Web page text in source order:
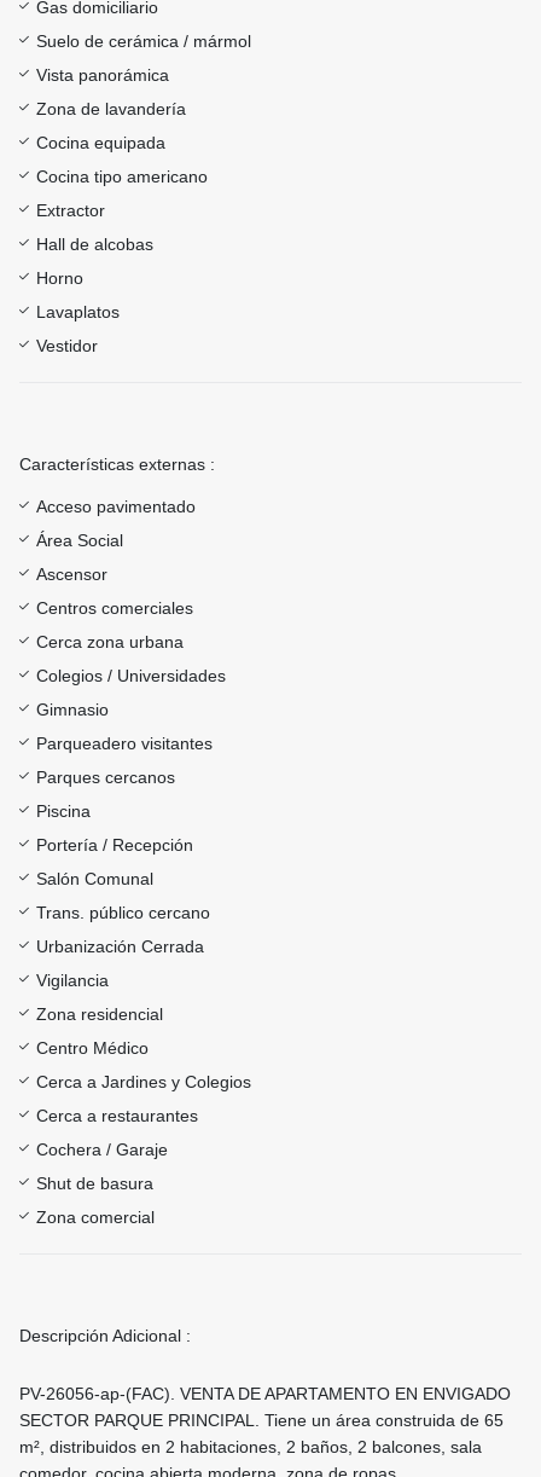
Gas domiciliario
Suelo de cerámica / mármol
Vista panorámica
Zona de lavandería
Cocina equipada
Cocina tipo americano
Extractor
Hall de alcobas
Horno
Lavaplatos
Vestidor
Características externas :
Acceso pavimentado
Área Social
Ascensor
Centros comerciales
Cerca zona urbana
Colegios / Universidades
Gimnasio
Parqueadero visitantes
Parques cercanos
Piscina
Portería / Recepción
Salón Comunal
Trans. público cercano
Urbanización Cerrada
Vigilancia
Zona residencial
Centro Médico
Cerca a Jardines y Colegios
Cerca a restaurantes
Cochera / Garaje
Shut de basura
Zona comercial
Descripción Adicional :
PV-26056-ap-(FAC). VENTA DE APARTAMENTO EN ENVIGADO
SECTOR PARQUE PRINCIPAL. Tiene un área construida de 65
m², distribuidos en 2 habitaciones, 2 baños, 2 balcones, sala